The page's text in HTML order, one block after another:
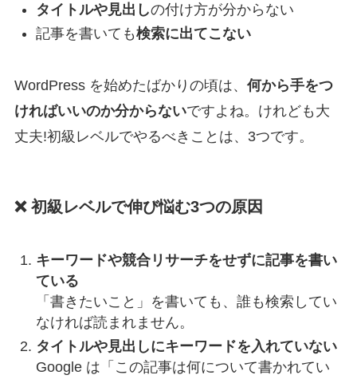
タイトルや見出しの付け方が分からない
記事を書いても検索に出てこない
WordPress を始めたばかりの頃は、 何から手をつ
ければいいのか分からないですよね。けれども大
丈夫!初級レベルでやるべきことは、3つです。
❌ 初級レベルで伸び悩む3つの原因
キーワードや競合リサーチをせずに記事を書い
ている
「書きたいこと」を書いても、誰も検索してい
なければ読まれません。
タイトルや見出しにキーワードを入れていない
Google は「この記事は何について書かれてい